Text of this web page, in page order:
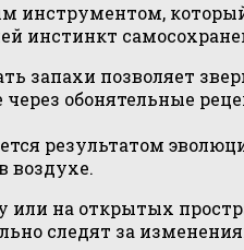
инструментом,
инстинкт
запахи позволяет
обонятельные
результатом
воздухе.
или на открытых
следят за